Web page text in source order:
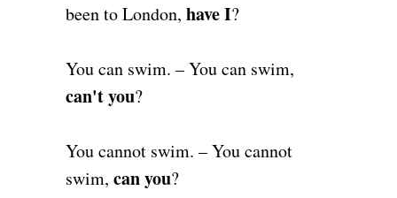
been to London, have I?
You can swim. – You can swim,
can't you?
You cannot swim. – You cannot
swim, can you?